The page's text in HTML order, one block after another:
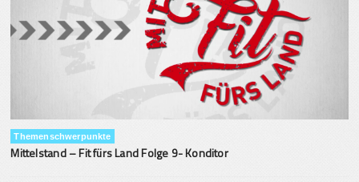
Themenschwerpunkte
Mittelstand – Fit fürs Land Folge 9- Konditor